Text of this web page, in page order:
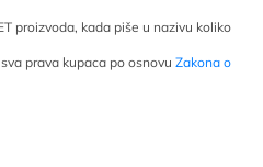
proizvoda, kada piše u nazivu koliko
prava kupaca po osnovu Zakona o